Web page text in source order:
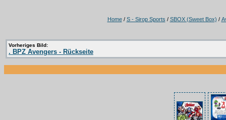
Home/ S - Sirop Sports / SBOX (Sweet Box) /
Vorheriges Bild:
. BPZ Avengers - Rückseite